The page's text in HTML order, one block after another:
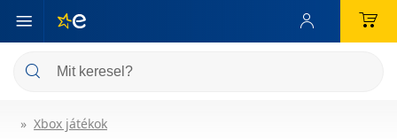
Xbox játékok